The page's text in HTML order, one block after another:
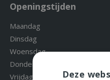
Openingstijden
Maandag
Dinsdag
Woensdag
Donderdag
Vrijdag
Deze